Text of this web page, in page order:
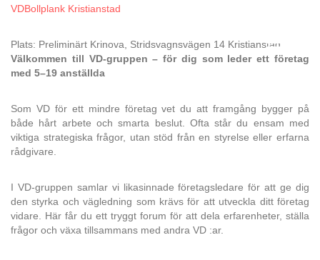
VDBollplank Kristianstad
Plats: Preliminärt Krinova, Stridsvagnsvägen 14 Kristianstad
Välkommen till VD-gruppen – för dig som leder ett företag
med 5–19 anställda
Som VD för ett mindre företag vet du att framgång bygger på
både hårt arbete och smarta beslut. Ofta står du ensam med
viktiga strategiska frågor, utan stöd från en styrelse eller erfarna
rådgivare.
I VD-gruppen samlar vi likasinnade företagsledare för att ge dig
den styrka och vägledning som krävs för att utveckla ditt företag
vidare. Här får du ett tryggt forum för att dela erfarenheter, ställa
frågor och växa tillsammans med andra VD :ar.